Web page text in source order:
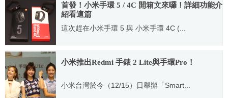
首發！小米手環 5 / 4C 開箱文來囉！詳細功能介
紹看這篇
這次趕在小米手環 5 與 小米手環 4C (...
2020.07.16
小米推出Redmi 手錶 2 Lite與手環Pro！
小米台灣於今（12/15）日舉辦「Smart...